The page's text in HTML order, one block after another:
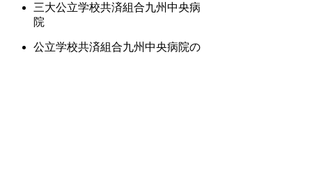
三大公立学校共済組合九州中央病
院
公立学校共済組合九州中央病院の